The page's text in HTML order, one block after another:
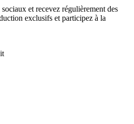
et recevez régulièrement des
exclusifs et participez à la